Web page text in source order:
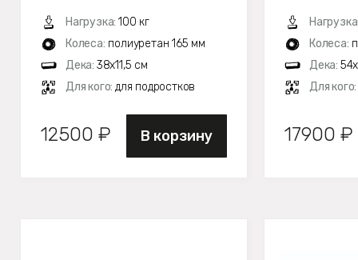
Нагрузка: 100 кг
Колеса: полиуретан 165 мм
Дека: 38x11,5 см
Для кого: для подростков
12500 ₽ В корзину
Колеса:
Дека:
Для кого:
17900 ₽